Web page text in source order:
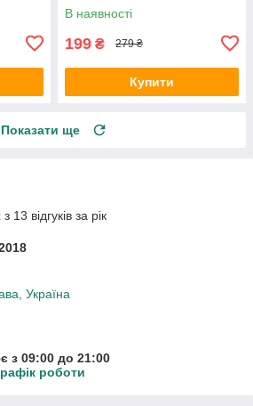
В наявності
199 ₴ 279 ₴
Купити
Показати ще
13 відгуків за рік
Україна
з 09:00 до 21:00
роботи